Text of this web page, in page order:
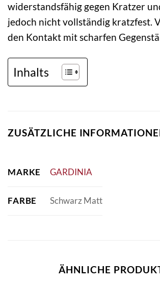
widerstandsfähig gegen Kratzer
jedoch nicht vollständig kratzfest.
den Kontakt mit scharfen
Inhalts
ZUSÄTZLICHE
MARKE GARDINIA
FARBE Schwarz Matt
ÄHNLICHE